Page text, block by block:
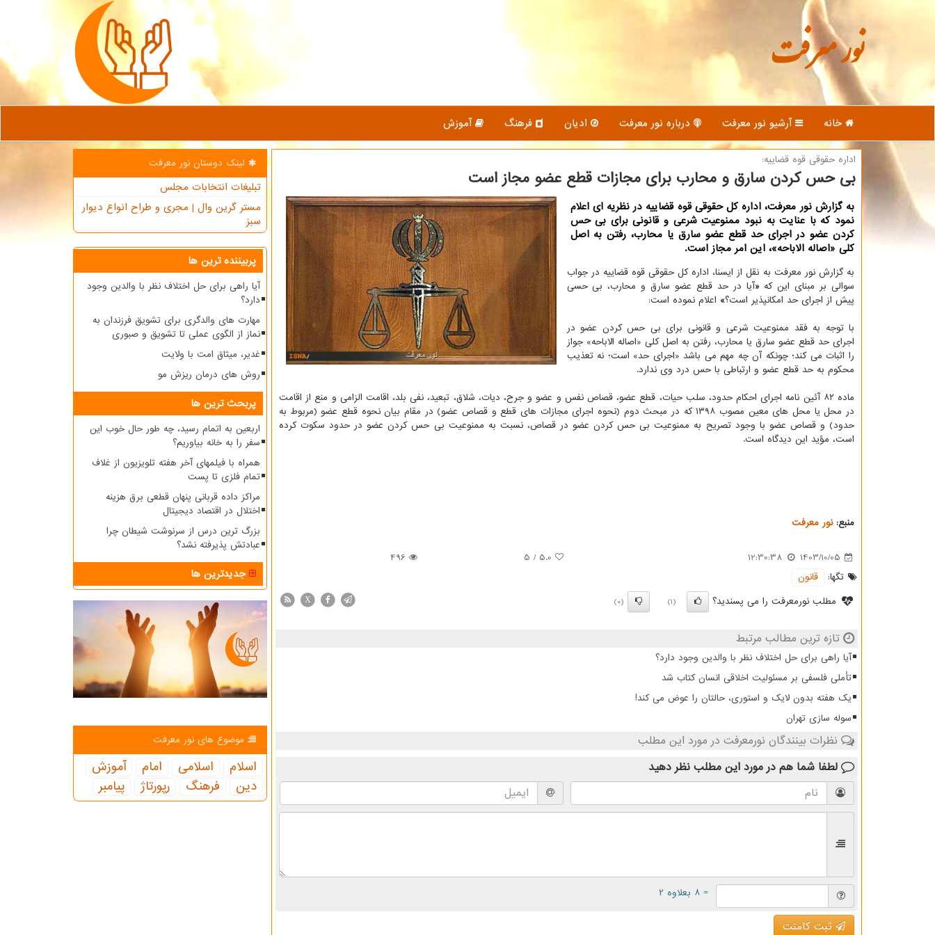
نور معرفت
خانه آرشیو نور معرفت درباره نور معرفت ادیان فرهنگ آموزش
اداره حقوقی قوه قضاییه:
بی حس کردن سارق و محارب برای مجازات قطع عضو مجاز است
به گزارش نور معرفت، اداره کل حقوقی قوه قضاییه در نظریه ای اعلام
نمود که با عنایت به نبود ممنوعیت شرعی و قانونی برای بی حس
کردن عضو در اجرای حد قطع عضو سارق یا محارب، رفتن به اصل
کلی «اصاله الاباحه»، این امر مجاز است.
به گزارش نور معرفت به نقل از ایسنا، اداره کل حقوقی قوه قضاییه در جواب
سوالی بر مبنای این که«آیا در حد قطع عضو سارق و محارب، بی حسی
پیش از اجرای حد امکانپذیر است؟» اعلام نموده است:
با توجه به فقد ممنوعیت شرعی و قانونی برای بی حس کردن عضو در
اجرای حد قطع عضو سارق یا محارب، رفتن به اصل کلی «اصاله الاباحه» جواز
را اثبات می کند؛ چونکه آن چه مهم می باشد «اجرای حد» است؛ نه تعذیب
محکوم به حد قطع عضو و ارتباطی با حس درد وی ندارد.
ماده ۸۲ آئین نامه اجرای احکام حدود، سلب حیات، قطع عضو، قصاص نفس و عضو و جرح، دیات، شلاق، تبعید، نفی بلد، اقامت الزامی و منع از اقامت
در محل یا محل های معین مصوب ۱۳۹۸ که در مبحث دوم (نحوه اجرای مجازات های قطع و قصاص عضو) در مقام بیان نحوه قطع عضو (مربوط به
حدود) و قصاص عضو با وجود تصریح به ممنوعیت بی حس کردن عضو در قصاص، نسبت به ممنوعیت بی حس کردن عضو در حدود سکوت کرده
است، مؤید این دیدگاه است.
منبع:نور معرفت
1403/10/05
12:30:38
5.0
/
5
496
تگها:
قانون
مطلب نورمعرفت را می پسندید؟
(1)
(0)
X
تازه ترین مطالب مرتبط
آیا راهی برای حل اختلاف نظر با والدین وجود دارد؟
تأملی فلسفی بر مسئولیت اخلاقی انسان کتاب شد
یک هفته بدون لایک و استوری، حالتان را عوض می کند!
سوله سازی تهران
نظرات بینندگان نورمعرفت در مورد این مطلب
لطفا شما هم در مورد این مطلب نظر دهید
= ۸ بعلاوه ۲
ثبت کامنت
لینک دوستان نور معرفت
تبلیغات انتخابات مجلس
مستر گرین وال | مجری و طراح انواع دیوار
سبز
پربیننده ترین ها
آیا راهی برای حل اختلاف نظر با والدین وجود
دارد؟
مهارت های والدگری برای تشویق فرزندان به
نماز از الگوی عملی تا تشویق و صبوری
غدیر، میثاق امت با ولایت
روش های درمان ریزش مو
پربحث ترین ها
اربعین به اتمام رسید، چه طور حال خوب این
سفر را به خانه بیاوریم؟
همراه با فیلمهای آخر هفته تلویزیون از غلاف
تمام فلزی تا پست
مراکز داده قربانی پنهان قطعی برق هزینه
اختلال در اقتصاد دیجیتال
بزرگ ترین درس از سرنوشت شیطان چرا
عبادتش پذیرفته نشد؟
جدیدترین ها
موضوع های نور معرفت
اسلام اسلامی امام
آموزش
دین
فرهنگ رپورتاژ پیامبر